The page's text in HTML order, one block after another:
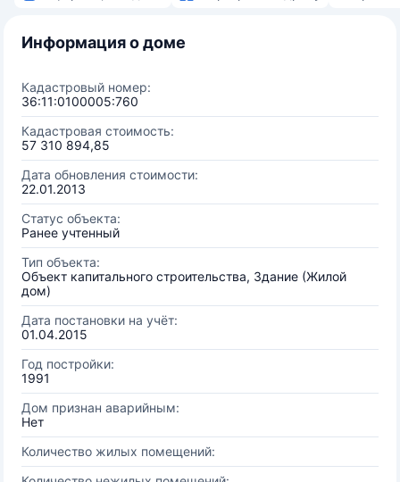
Информация о доме
Кадастровый номер:
36:11:0100005:760
Кадастровая стоимость:
57 310 894,85
Дата обновления стоимости:
22.01.2013
Статус объекта:
Ранее учтенный
Тип объекта:
Объект капитального строительства, Здание (Жилой
дом)
Дата постановки на учёт:
01.04.2015
Год постройки:
1991
Дом признан аварийным:
Нет
Количество жилых помещений: